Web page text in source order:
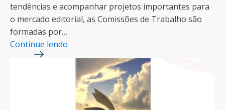
tendências e acompanhar projetos importantes para
o mercado editorial, as Comissões de Trabalho são
formadas por…
Continue lendo